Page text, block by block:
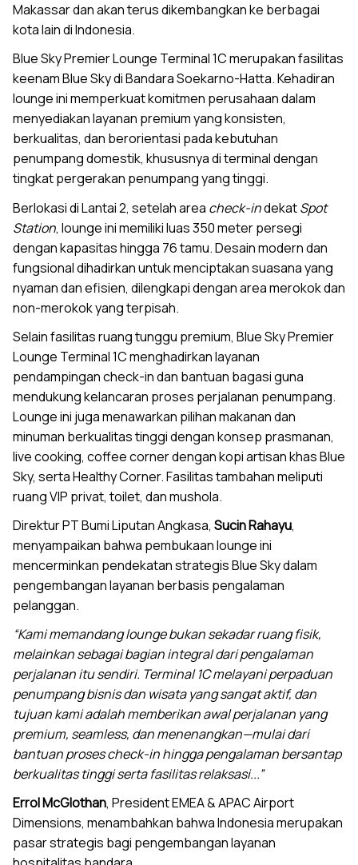
Makassar dan akan terus dikembangkan ke berbagai
kota lain di Indonesia.
Blue Sky Premier Lounge Terminal 1C merupakan fasilitas
keenam Blue Sky di Bandara Soekarno-Hatta. Kehadiran
lounge ini memperkuat komitmen perusahaan dalam
menyediakan layanan premium yang konsisten,
berkualitas, dan berorientasi pada kebutuhan
penumpang domestik, khususnya di terminal dengan
tingkat pergerakan penumpang yang tinggi.
Berlokasi di Lantai 2, setelah area check-indekatSpot
Station, lounge ini memiliki luas 350 meter persegi
dengan kapasitas hingga 76 tamu. Desain modern dan
fungsional dihadirkan untuk menciptakan suasana yang
nyaman dan efisien, dilengkapi dengan area merokok dan
non-merokok yang terpisah.
Selain fasilitas ruang tunggu premium, Blue Sky Premier
Lounge Terminal 1C menghadirkan layanan
pendampingan check-in dan bantuan bagasi guna
mendukung kelancaran proses perjalanan penumpang.
Lounge ini juga menawarkan pilihan makanan dan
minuman berkualitas tinggi dengan konsep prasmanan,
live cooking, coffee corner dengan kopi artisan khas Blue
Sky, serta Healthy Corner. Fasilitas tambahan meliputi
ruang VIP privat, toilet, dan mushola.
Direktur PT Bumi Liputan Angkasa, Sucin Rahayu,
menyampaikan bahwa pembukaan lounge ini
mencerminkan pendekatan strategis Blue Sky dalam
pengembangan layanan berbasis pengalaman
pelanggan.
“Kami memandang lounge bukan sekadar ruang fisik,
melainkan sebagai bagian integral dari pengalaman
perjalanan itu sendiri. Terminal 1C melayani perpaduan
penumpang bisnis dan wisata yang sangat aktif, dan
tujuan kami adalah memberikan awal perjalanan yang
premium, seamless, dan menenangkan—mulai dari
bantuan proses check-in hingga pengalaman bersantap
berkualitas tinggi serta fasilitas relaksasi...”
Errol McGlothan, President EMEA & APAC Airport
Dimensions, menambahkan bahwa Indonesia merupakan
pasar strategis bagi pengembangan layanan